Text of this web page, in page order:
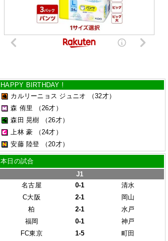
HAPPY BIRTHDAY !
カルリーニョス ジュニオ
（32才）
森 侑里
（26才）
森田 晃樹
（26才）
上林 豪
（24才）
安藤 陸登
（20才）
本日の試合
J1
名古屋
0-1
清水
C大阪
2-1
岡山
柏
2-1
水戸
福岡
0-1
神戸
FC東京
1-5
町田